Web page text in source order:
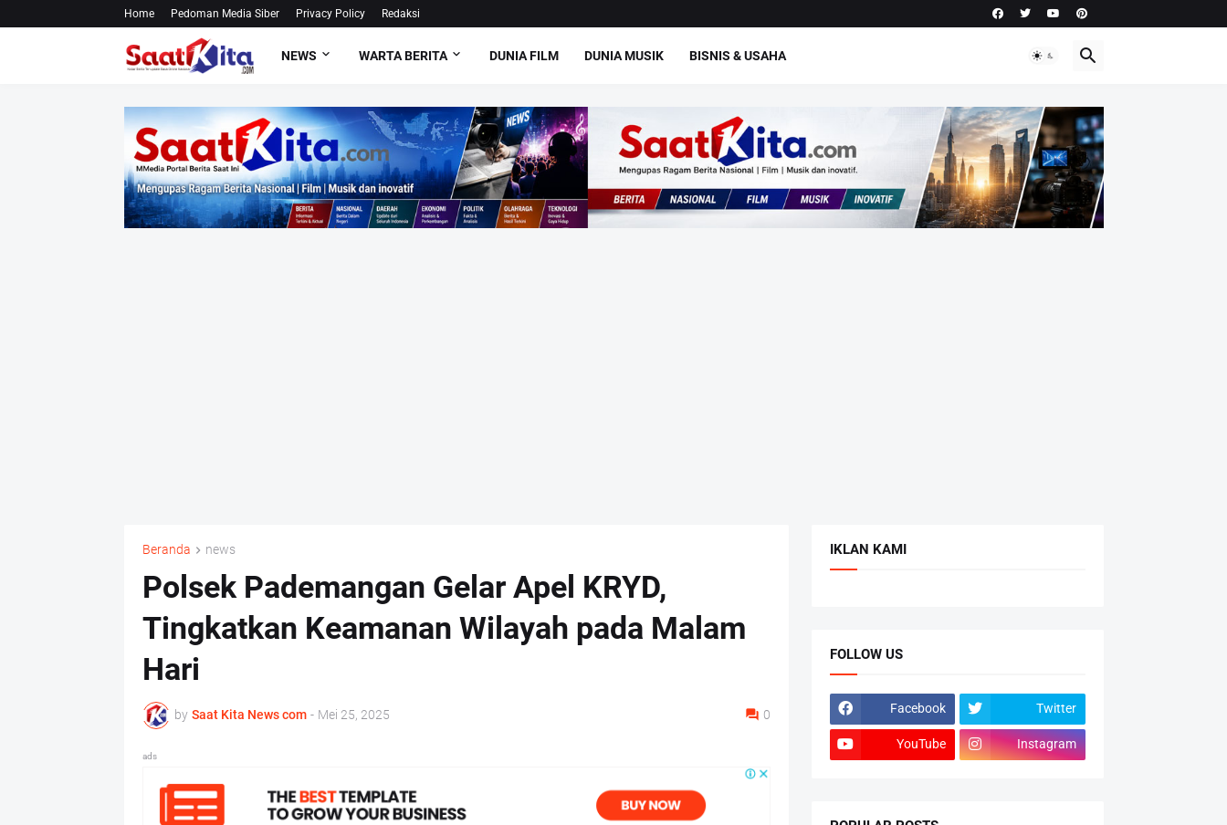
Home Pedoman Media Siber Privacy Policy Redaksi
NEWS WARTA BERITA DUNIA FILM DUNIA MUSIK BISNIS & USAHA
Beranda news
Polsek Pademangan Gelar Apel KRYD,
Tingkatkan Keamanan Wilayah pada Malam
Hari
by Saat Kita News com - Mei 25, 2025 0
ads
IKLAN KAMI
FOLLOW US
Facebook Twitter
YouTube Instagram